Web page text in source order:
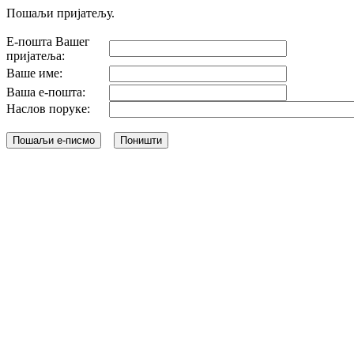
Пошаљи пријатељу.
Е-пошта Вашег
пријатеља:
Ваше име:
Ваша е-пошта:
Наслов поруке: